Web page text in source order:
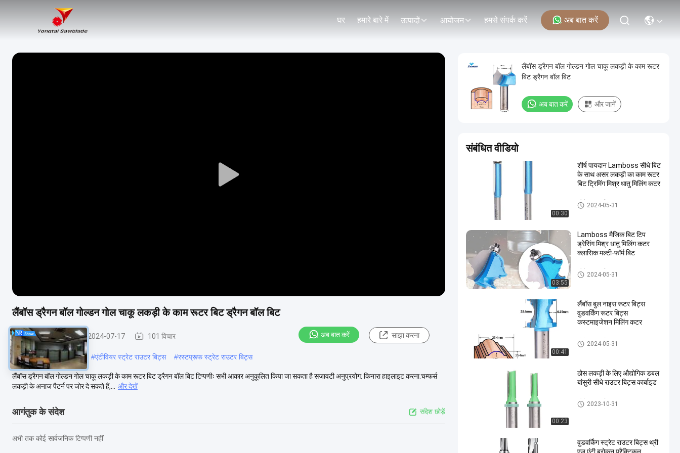
घर हमारे बारे में उत्पादों आयोजन हमसे संपर्क करें अब बात करें
Play
लैंबॉस ड्रैगन बॉल गोल्डन गोल चाकू लकड़ी के काम रूटर बिट ड्रैगन बॉल बिट
सीधे राउटर बिट्स 2024-07-17 101 विचार अब बात करें साझा करना
#वुडवर्किंग स्ट्रेट फ्लूट कटर #एंटीवियर स्ट्रेट राउटर बिट्स #रस्टप्रूफ स्ट्रेट राउटर बिट्स
लैंबॉस ड्रैगन बॉल गोल्डन गोल चाकू लकड़ी के काम रूटर बिट ड्रैगन बॉल बिट टिप्पणीः सभी आकार अनुकूलित किया जा सकता है सजावटी अनुप्रयोग: किनारा हाइलाइट करना:चम्फर्स
लकड़ी के अनाज पैटर्न पर जोर दे सकते हैं,...
और देखें
आगंतुक के संदेश संदेश छोड़ें
अभी तक कोई सार्वजनिक टिप्पणी नहीं
लैंबॉस ड्रैगन बॉल गोल्डन गोल चाकू लकड़ी के काम रूटर
बिट ड्रैगन बॉल बिट
अब बात करें और जानें
संबंधित वीडियो
00:30
शीर्ष पायदान Lamboss सीधे बिट
के साथ असर लकड़ी का काम रूटर
बिट ट्रिमिंग मिश्र धातु मिलिंग कटर
सीधे राउटर बिट्स
2024-05-31
03:55
Lamboss मैजिक बिट टिप
ड्रेसिंग मिश्र धातु मिलिंग कटर
क्लासिक मल्टी-फॉर्म बिट
सीधे राउटर बिट्स
2024-05-31
00:41
लैंबॉस बुल नाइस रूटर बिट्स
वुडवर्किंग रूटर बिट्स
कस्टमाइजेशन मिलिंग कटर
सीधे राउटर बिट्स
2024-05-31
00:23
ठोस लकड़ी के लिए औद्योगिक डबल
बांसुरी सीधे राउटर बिट्स कार्बाइड
सीधे राउटर बिट्स
2023-10-31
वुडवर्किंग स्ट्रेट राउटर बिट्स थ्री